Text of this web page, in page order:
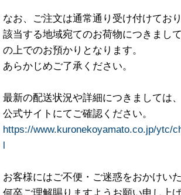
なお、ご注文は通常通り受け付けており
該当する地域宛てのお荷物につきまし
の上でのお預かりとなります。
あらかじめご了承ください。
最新の配送状況や詳細につきましては
公式サイトにてご確認ください。
https://www.kuronekoyamato.co.jp/ytc/
l
お客様にはご不便・ご迷惑をおかけいた
何卒ご理解賜りますようお願い申し上げ